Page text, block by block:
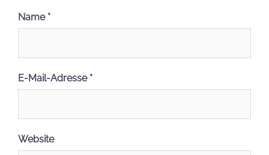
Name *
E-Mail-Adresse *
Website